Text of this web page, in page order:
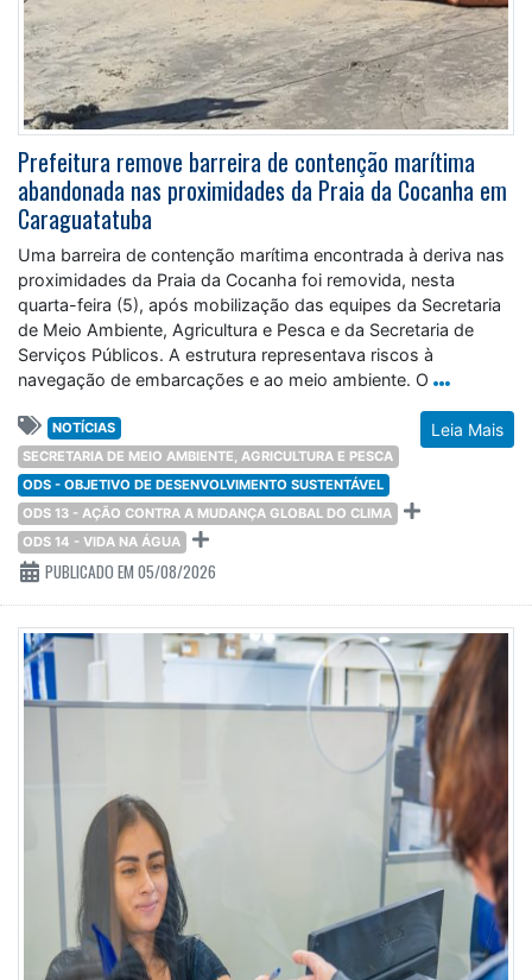
Prefeitura remove barreira de contenção marítima
abandonada nas proximidades da Praia da Cocanha em
Caraguatatuba
Uma barreira de contenção marítima encontrada à deriva nas
proximidades da Praia da Cocanha foi removida, nesta
quarta-feira (5), após mobilização das equipes da Secretaria
de Meio Ambiente, Agricultura e Pesca e da Secretaria de
Serviços Públicos. A estrutura representava riscos à
navegação de embarcações e ao meio ambiente. O
Leia Mais
NOTÍCIAS
SECRETARIA DE MEIO AMBIENTE, AGRICULTURA E PESCA
ODS - OBJETIVO DE DESENVOLVIMENTO SUSTENTÁVEL
ODS 13 - AÇÃO CONTRA A MUDANÇA GLOBAL DO CLIMA
ODS 14 - VIDA NA ÁGUA
PUBLICADO EM 05/08/2026